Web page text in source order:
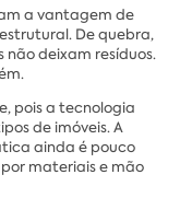
a vantagem de
De quebra,
deixam resíduos.
pois a tecnologia
de imóveis. A
ainda é pouco
materiais e mão